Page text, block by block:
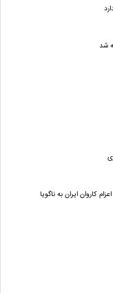
شد
کاروان ایران به ناگویا